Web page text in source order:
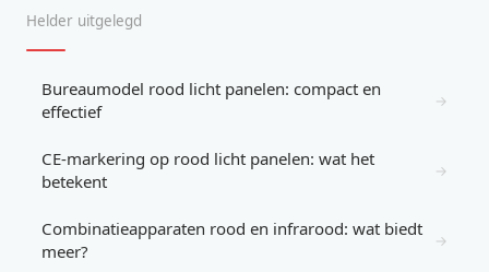
Helder uitgelegd
Bureaumodel rood licht panelen: compact en
effectief
→
CE-markering op rood licht panelen: wat het
betekent
→
Combinatieapparaten rood en infrarood: wat biedt
meer?
→